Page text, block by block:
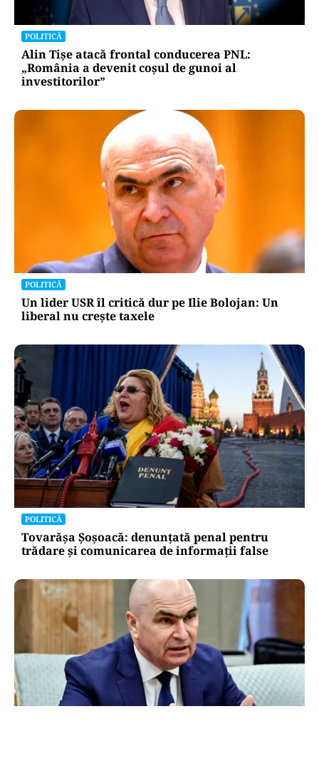
POLITICĂ
Alin Tișe atacă frontal conducerea PNL:
„România a devenit coșul de gunoi al
investitorilor”
POLITICĂ
Un lider USR îl critică dur pe Ilie Bolojan: Un
liberal nu crește taxele
POLITICĂ
Tovarășa Șoșoacă: denunțată penal pentru
trădare și comunicarea de informații false